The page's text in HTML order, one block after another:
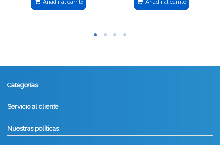
Añadir al carrito Añadir al carrito
Categorías
Servicio al cliente
Nuestras políticas